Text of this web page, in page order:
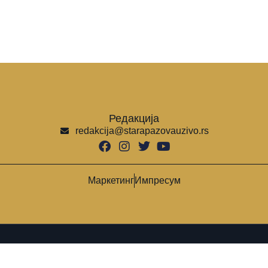
Редакција
redakcija@starapazovauzivo.rs
Маркетинг Импресум